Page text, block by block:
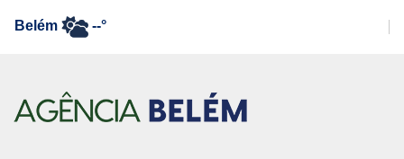
Belém --°